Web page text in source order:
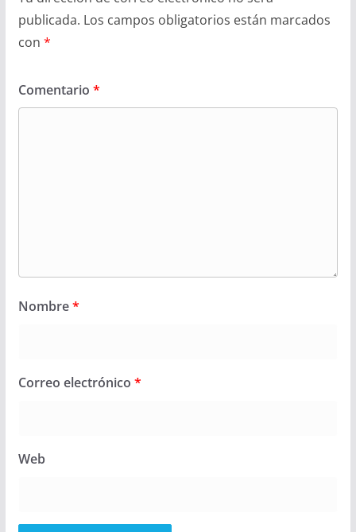
publicada. Los campos obligatorios están marcados
con *
Comentario *
Nombre*
Correo electrónico *
Web